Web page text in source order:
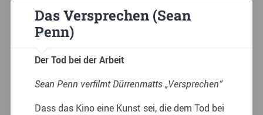
Das Versprechen (Sean
Penn)
Der Tod bei der Arbeit
Sean Penn verfilmt Dürrenmatts „Versprechen“
Dass das Kino eine Kunst sei, die dem Tod bei